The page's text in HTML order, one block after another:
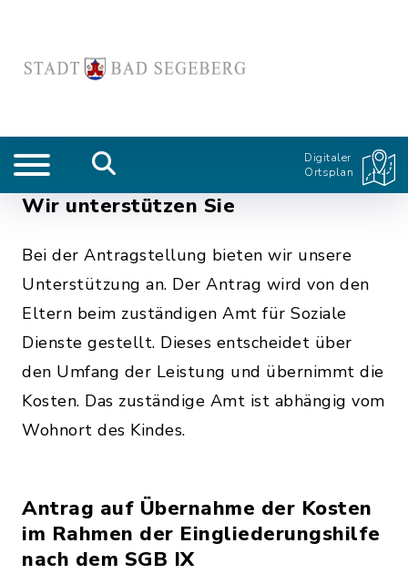
Digitaler
Ortsplan
Wir unterstützen Sie
Bei der Antragstellung bieten wir unsere
Unterstützung an. Der Antrag wird von den
Eltern beim zuständigen Amt für Soziale
Dienste gestellt. Dieses entscheidet über
den Umfang der Leistung und übernimmt die
Kosten. Das zuständige Amt ist abhängig vom
Wohnort des Kindes.
Antrag auf Übernahme der Kosten
im Rahmen der Eingliederungshilfe
nach dem SGB IX